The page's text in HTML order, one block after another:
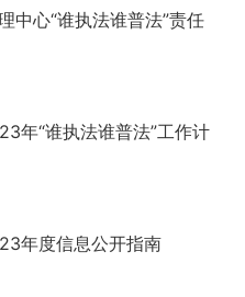
中心“谁执法谁普法”责任
年“谁执法谁普法”工作计
年度信息公开指南